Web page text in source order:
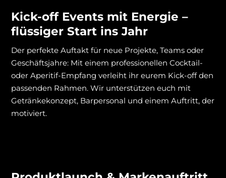
Kick-off Events mit Energie –
flüssiger Start ins Jahr
Der perfekte Auftakt für neue Projekte, Teams oder
Geschäftsjahre: Mit einem professionellen Cocktail-
oder Aperitif-Empfang verleiht ihr eurem Kick-off den
passenden Rahmen. Wir unterstützen euch mit
Getränkekonzept, Barpersonal und einem Auftritt, der
motiviert.